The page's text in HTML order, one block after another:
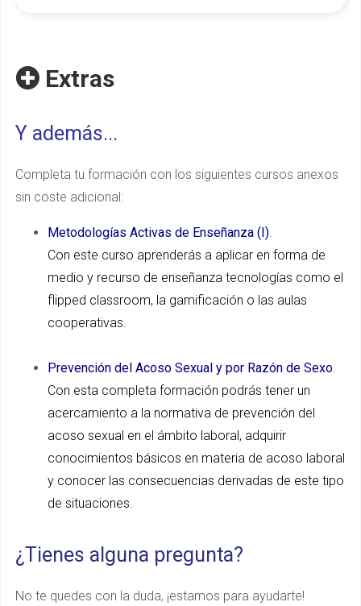
Extras
Y además...
Completa tu formación con los siguientes cursos anexos
sin coste adicional:
Metodologías Activas de Enseñanza (I)
Con este curso aprenderás a aplicar en forma de
medio y recurso de enseñanza tecnologías como el
flipped classroom, la gamificación o las aulas
cooperativas.
Prevención del Acoso Sexual y por Razón de Sexo
Con esta completa formación podrás tener un
acercamiento a la normativa de prevención del
acoso sexual en el ámbito laboral, adquirir
conocimientos básicos en materia de acoso laboral
y conocer las consecuencias derivadas de este tipo
de situaciones.
¿Tienes alguna pregunta?
No te quedes con la duda, ¡estamos para ayudarte!